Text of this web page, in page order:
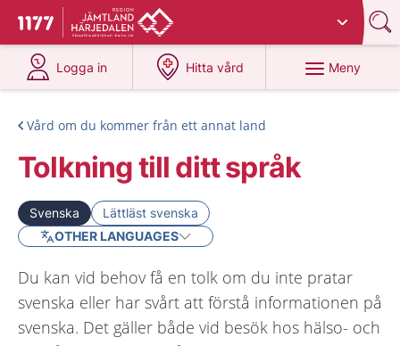
Till startsidan för 1177
Du har valt region
Logga in
på 1177.se
Hitta vård
på 1177.se
Meny
Vård om du kommer från ett annat land
Tolkning till ditt språk
Svenska
Lättläst svenska
OTHER LANGUAGES
Du kan vid behov få en tolk om du inte pratar
svenska eller har svårt att förstå informationen på
svenska. Det gäller både vid besök hos hälso- och